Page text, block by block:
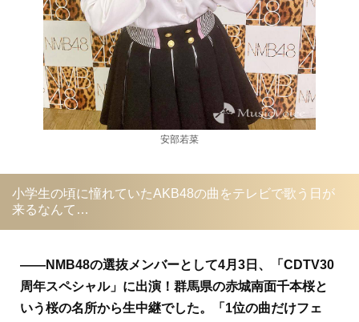
安部若菜
小学生の頃に憧れていたAKB48の曲をテレビで歌う日が
来るなんて…
――NMB48の選抜メンバーとして4月3日、「CDTV30
周年スペシャル」に出演！群馬県の赤城南面千本桜と
いう桜の名所から生中継でした。「1位の曲だけフェ